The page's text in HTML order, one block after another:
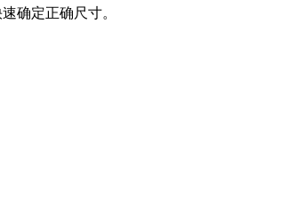
确定正确尺寸。